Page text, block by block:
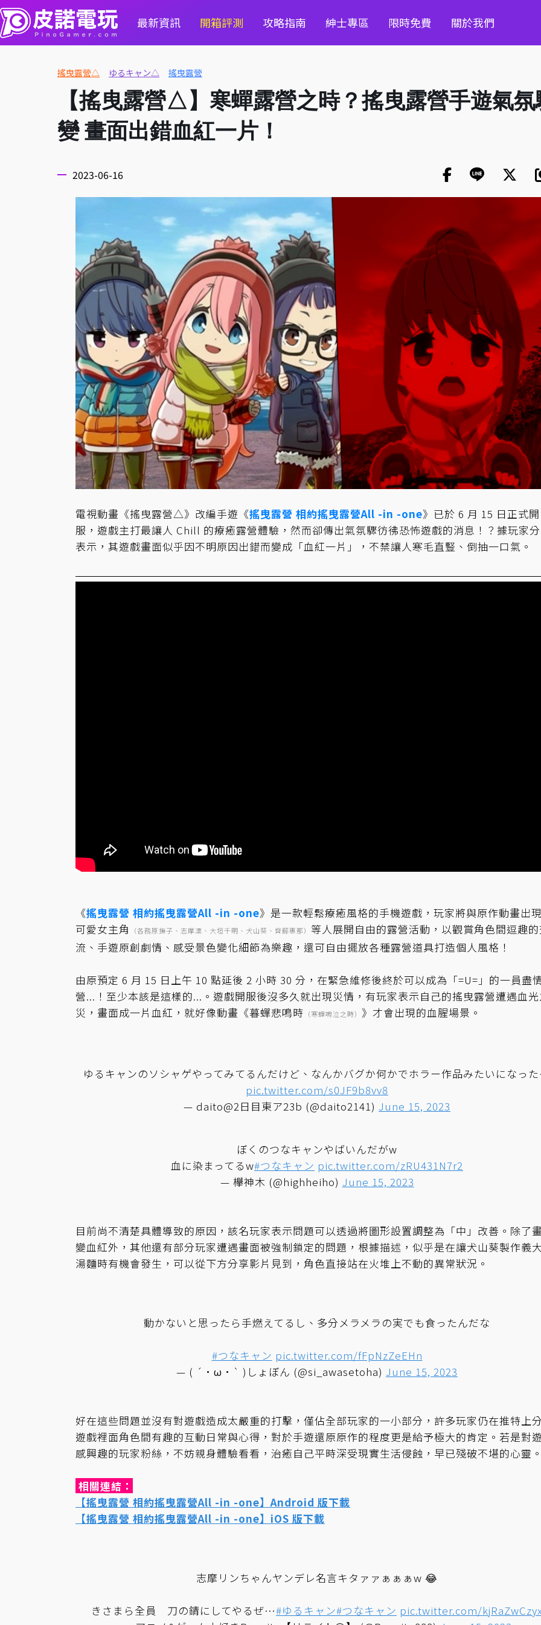
最新資訊 開箱評測 攻略指南 紳士專區 限時免費 關於我們
搖曳露營△ ゆるキャン△ 搖曳露營
【搖曳露營△】寒蟬露營之時？搖曳露營手遊氣
變 畫面出錯血紅一片！
2023-06-16
電視動畫《搖曳露營△》改編手遊《搖曳露營 相約搖曳露營All -in -one》已於 6 月 15 日正式開
服，遊戲主打最讓人 Chill 的療癒露營體驗，然而卻傳出氣氛驟彷彿恐怖遊戲的消息！？據玩家
表示，其遊戲畫面似乎因不明原因出錯而變成「血紅一片」，不禁讓人寒毛直豎、倒抽一口氣。
《搖曳露營 相約搖曳露營All -in -one》是一款輕鬆療癒風格的手機遊戲，玩家將與原作動畫出
可愛女主角
（各務原撫子、志摩凜、大垣千明、犬山葵、齊藤惠那） 等人展開自由的露營活動，以觀賞角色間逗趣的
流、手遊原創劇情、感受景色變化細節為樂趣，還可自由擺放各種露營道具打造個人風格！
由原預定 6 月 15 日上午 10 點延後 2 小時 30 分，在緊急維修後終於可以成為「=U=」的一員盡
營...！至少本該是這樣的...。遊戲開服後沒多久就出現災情，有玩家表示自己的搖曳露營遭遇血光
災，畫面成一片血紅，就好像動畫《暮蟬悲鳴時 （寒蟬鳴泣之時） 》才會出現的血腥場景。
ゆるキャンのソシャゲやってみてるんだけど、なんかバグか何かでホラー作品みたいになっ
pic.twitter.com/s0JF9b8vv8
— daito@2日目東ア23b (@daito2141) June 15, 2023
ぼくのつなキャンやばいんだがw
血に染まってるw#つなキャン pic.twitter.com/zRU431N7r2
— 欅神木 (@highheiho) June 15, 2023
目前尚不清楚具體導致的原因，該名玩家表示問題可以透過將圖形設置調整為「中」改善。除了
變血紅外，其他還有部分玩家遭遇畫面被強制鎖定的問題，根據描述，似乎是在讓犬山葵製作義
湯麵時有機會發生，可以從下方分享影片見到，角色直接站在火堆上不動的異常狀況。
動かないと思ったら手燃えてるし、多分メラメラの実でも食ったんだな
#つなキャン pic.twitter.com/fFpNzZeEHn
— ( ´•ω•` )しょぼん (@si_awasetoha) June 15, 2023
好在這些問題並沒有對遊戲造成太嚴重的打擊，僅佔全部玩家的一小部分，許多玩家仍在推特上
遊戲裡面角色間有趣的互動日常與心得，對於手遊還原原作的程度更是給予極大的肯定。若是對
感興趣的玩家粉絲，不妨親身體驗看看，治癒自己平時深受現實生活侵蝕，早已殘破不堪的心靈。
相關連結：
【搖曳露營 相約搖曳露營All -in -one】Android 版下載
【搖曳露營 相約搖曳露營All -in -one】iOS 版下載
志摩リンちゃんヤンデレ名言キタァァぁぁぁw 😂
きさまら全員 刀の錆にしてやるぜ…#ゆるキャン#つなキャン pic.twitter.com/